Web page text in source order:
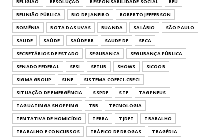
RELIGIÃO
RESOLUÇÃO RESPONSABILIDADE SOCIAL
RÉU
REUNIÃO PÚBLICA
RIO DE JANEIRO
ROBERTO JEFFERSON
ROMÊNIA
ROTA DAS UVAS RUANDA SALÁRIO
SÃO PAULO
SAUDE
SAÚDE SAÚDE BR SAUDE DF
SECA
SECRETÁRIOS DE ESTADO
SEGURANCA
SEGURANÇA PÚBLICA
SENADO FEDERAL
SESI SETUR SHOWS
SICOOB
SIGMA GROUP
SINE
SISTEMA COFECI-CRECI
SITUAÇÃO DE EMERGÊNCIA
SSPDF STF
TAGPNEUS
TAGUATINGA SHOPPING
TBR
TECNOLOGIA
TENTATIVA DE HOMICÍDIO
TERRA TJDFT
TRABALHO
TRABALHO E CONCURSOS
TRÁFICO DE DROGAS TRAGÉDIA